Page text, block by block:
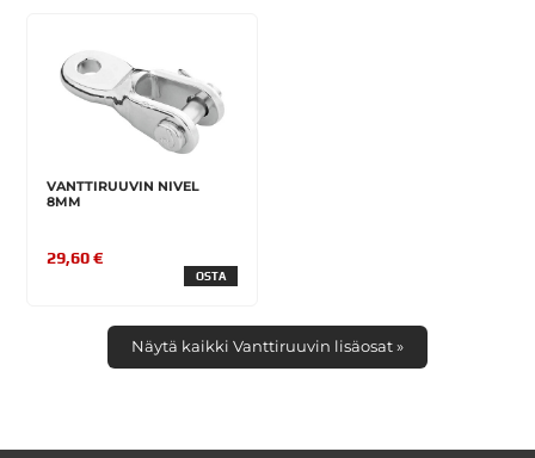
VANTTIRUUVIN NIVEL
8MM
29,60 €
OSTA
Näytä kaikki Vanttiruuvin lisäosat »